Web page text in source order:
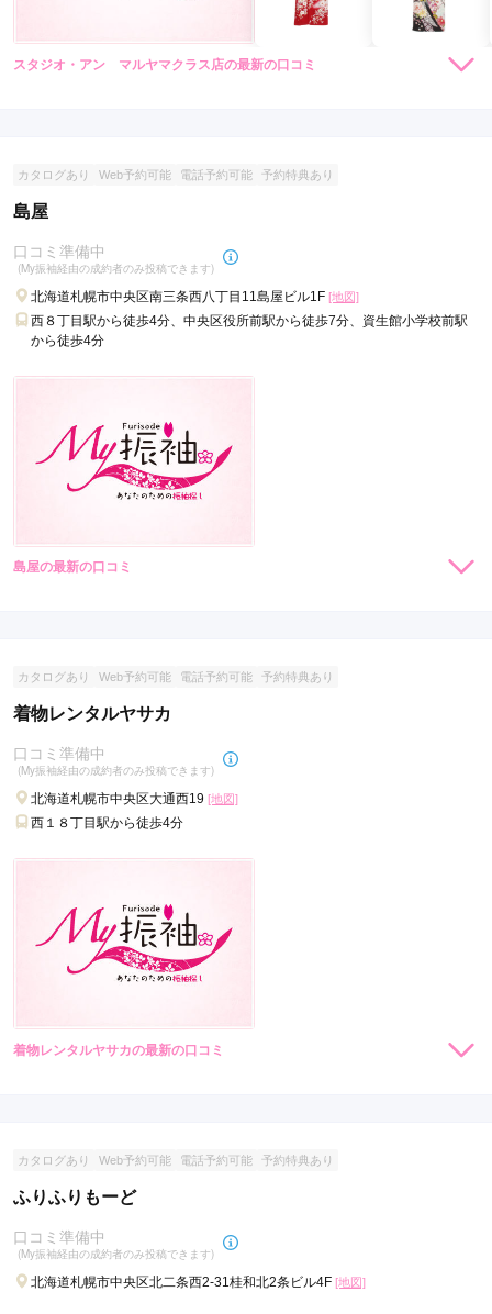
スタジオ・アン マルヤマクラス店の最新の口コミ
カタログあり Web予約可能 電話予約可能 予約特典あり
島屋
口コミ準備中
(My振袖経由の成約者のみ投稿できます)
北海道札幌市中央区南三条西八丁目11島屋ビル1F [地図]
西８丁目駅から徒歩4分、中央区役所前駅から徒歩7分、資生館小学校前駅
から徒歩4分
島屋の最新の口コミ
カタログあり Web予約可能 電話予約可能 予約特典あり
着物レンタルヤサカ
口コミ準備中
(My振袖経由の成約者のみ投稿できます)
北海道札幌市中央区大通西19 [地図]
西１８丁目駅から徒歩4分
着物レンタルヤサカの最新の口コミ
カタログあり Web予約可能 電話予約可能 予約特典あり
ふりふりもーど
口コミ準備中
(My振袖経由の成約者のみ投稿できます)
北海道札幌市中央区北二条西2-31桂和北2条ビル4F [地図]